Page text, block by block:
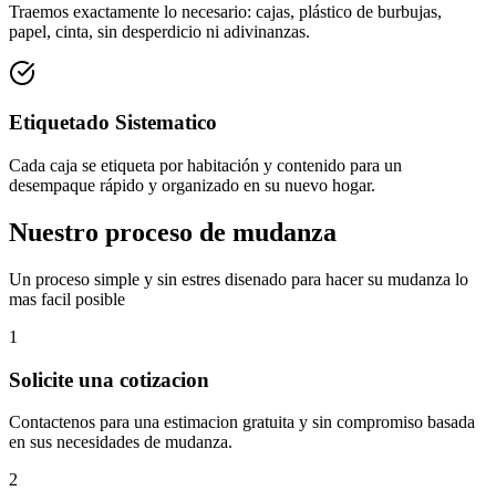
Traemos exactamente lo necesario: cajas, plástico de burbujas,
papel, cinta, sin desperdicio ni adivinanzas.
Etiquetado Sistematico
Cada caja se etiqueta por habitación y contenido para un
desempaque rápido y organizado en su nuevo hogar.
Nuestro proceso de mudanza
Un proceso simple y sin estres disenado para hacer su mudanza lo
mas facil posible
1
Solicite una cotizacion
Contactenos para una estimacion gratuita y sin compromiso basada
en sus necesidades de mudanza.
2